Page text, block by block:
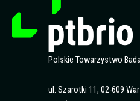
Polskie Towarzystwo
ul. Szarotki 11, 02-609